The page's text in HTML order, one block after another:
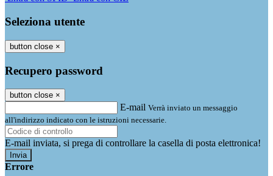
Seleziona utente
button close ×
Recupero password
button close ×
E-mail Verrà inviato un messaggio
all'indirizzo indicato con le istruzioni necessarie.
E-mail inviata, si prega di controllare la casella di posta elettronica!
Errore